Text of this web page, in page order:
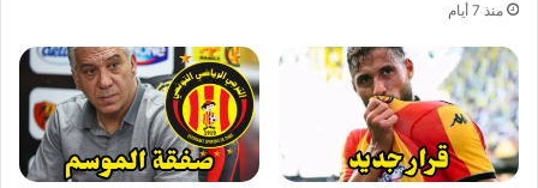
منذ 7 أيام